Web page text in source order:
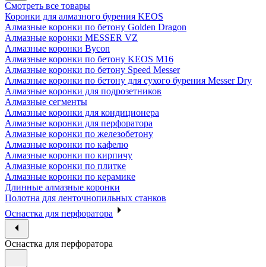
Смотреть все товары
Коронки для алмазного бурения KEOS
Алмазные коронки по бетону Golden Dragon
Алмазные коронки MESSER VZ
Алмазные коронки Bycon
Алмазные коронки по бетону KEOS M16
Алмазные коронки по бетону Speed Messer
Алмазные коронки по бетону для сухого бурения Messer Dry
Алмазные коронки для подрозетников
Алмазные сегменты
Алмазные коронки для кондиционера
Алмазные коронки для перфоратора
Алмазные коронки по железобетону
Алмазные коронки по кафелю
Алмазные коронки по кирпичу
Алмазные коронки по плитке
Алмазные коронки по керамике
Длинные алмазные коронки
Полотна для ленточнопильных станков
Оснастка для перфоратора
Оснастка для перфоратора